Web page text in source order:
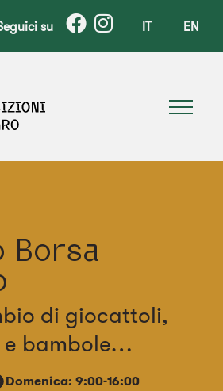
su IT EN
Borsa
di giocattoli,
bambole
Domenica: 9:00-16:00